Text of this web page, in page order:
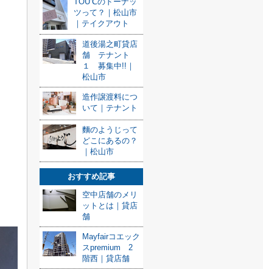
ツって？｜松山市
｜テイクアウト
道後湯之町貸店
舗 テナント
１ 募集中!!｜
松山市
造作譲渡料につ
いて｜テナント
麵のようじって
どこにあるの？
｜松山市
おすすめ記事
空中店舗のメリ
ットとは｜貸店
舗
Mayfairコエック
スpremium 2
階西｜貸店舗